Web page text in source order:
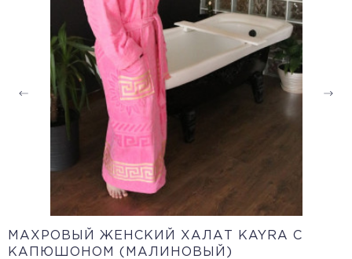
МАХРОВЫЙ ЖЕНСКИЙ ХАЛАТ KAYRA С
КАПЮШОНОМ (МАЛИНОВЫЙ)